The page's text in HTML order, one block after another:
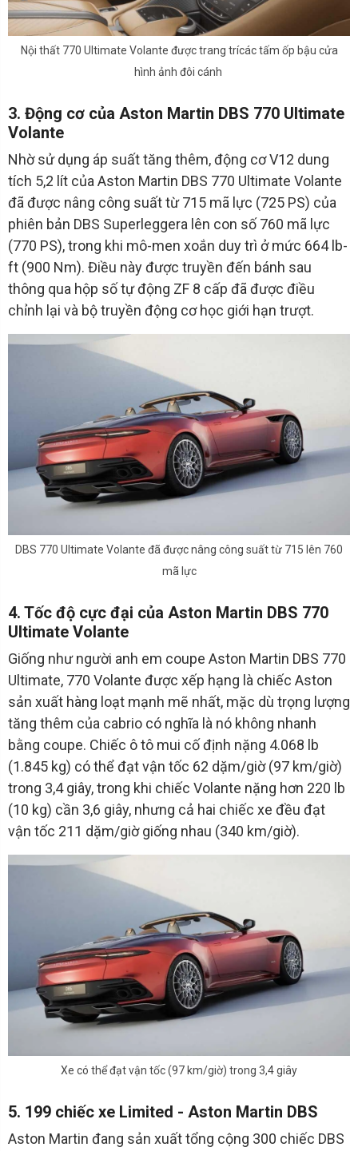
Nội thất 770 Ultimate Volante được trang trícác tấm ốp bậu cửa
hình ảnh đôi cánh
3. Động cơ của Aston Martin DBS 770 Ultimate
Volante
Nhờ sử dụng áp suất tăng thêm, động cơ V12 dung
tích 5,2 lít của Aston Martin DBS 770 Ultimate Volante
đã được nâng công suất từ 715 mã lực (725 PS) của
phiên bản DBS Superleggera lên con số 760 mã lực
(770 PS), trong khi mô-men xoắn duy trì ở mức 664 lb-
ft (900 Nm). Điều này được truyền đến bánh sau
thông qua hộp số tự động ZF 8 cấp đã được điều
chỉnh lại và bộ truyền động cơ học giới hạn trượt.
DBS 770 Ultimate Volante đã được nâng công suất từ 715 lên 760
mã lực
4. Tốc độ cực đại của Aston Martin DBS 770
Ultimate Volante
Giống như người anh em coupe Aston Martin DBS 770
Ultimate, 770 Volante được xếp hạng là chiếc Aston
sản xuất hàng loạt mạnh mẽ nhất, mặc dù trọng lượng
tăng thêm của cabrio có nghĩa là nó không nhanh
bằng coupe. Chiếc ô tô mui cố định nặng 4.068 lb
(1.845 kg) có thể đạt vận tốc 62 dặm/giờ (97 km/giờ)
trong 3,4 giây, trong khi chiếc Volante nặng hơn 220 lb
(10 kg) cần 3,6 giây, nhưng cả hai chiếc xe đều đạt
vận tốc 211 dặm/giờ giống nhau (340 km/giờ).
Xe có thể đạt vận tốc (97 km/giờ) trong 3,4 giây
5. 199 chiếc xe Limited - Aston Martin DBS
Aston Martin đang sản xuất tổng cộng 300 chiếc DBS